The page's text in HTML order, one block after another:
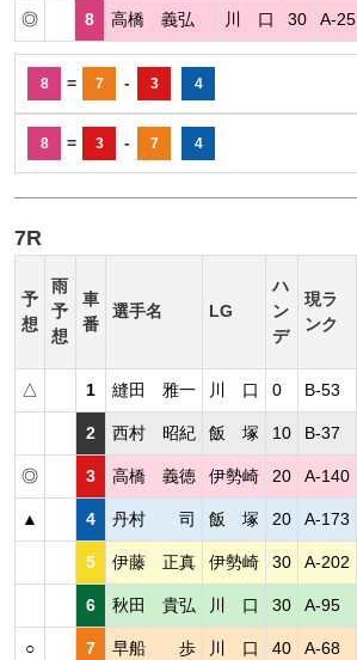
◎ 8 高橋 義弘 川 口 30 A-25
8 = 7 - 3 4
8 = 3 - 7 4
7R
予
想
雨
予
想
車
番
選手名 LG
ハ
ン
デ
現ラ
ンク
△ 1 縫田 雅一 川 口 0 B-53
2 西村 昭紀 飯 塚 10 B-37
◎ 3 高橋 義徳 伊勢崎 20 A-140
▲ 4 丹村 司 飯 塚 20 A-173
5 伊藤 正真 伊勢崎 30 A-202
6 秋田 貴弘 川 口 30 A-95
○ 7 早船 歩 川 口 40 A-68